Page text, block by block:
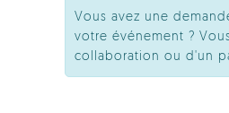
Vous avez une
votre événement ?
collaboration ou d'un